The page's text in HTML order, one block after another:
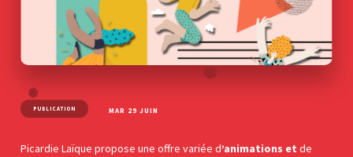
PUBLICATION MAR 29 JUIN
Picardie Laïque propose une offre variée d’animations etde